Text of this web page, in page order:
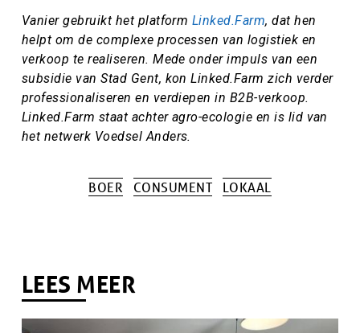
Vanier gebruikt het platform Linked.Farm, dat hen
helpt om de complexe processen van logistiek en
verkoop te realiseren. Mede onder impuls van een
subsidie van Stad Gent, kon Linked.Farm zich verder
professionaliseren en verdiepen in B2B-verkoop.
Linked.Farm staat achter agro-ecologie en is lid van
het netwerk Voedsel Anders.
BOER CONSUMENT LOKAAL
LEES MEER